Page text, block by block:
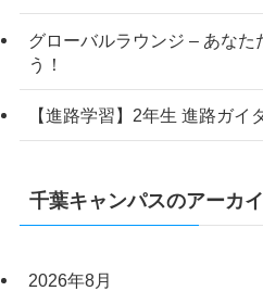
グローバルラウンジ – あな
う！
【進路学習】2年生 進路ガイ
千葉キャンパスのアーカ
2026年8月